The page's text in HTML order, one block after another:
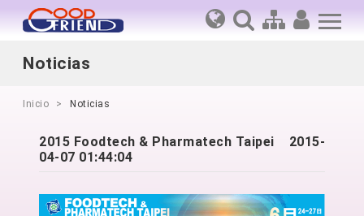
Noticias
Inicio Noticias
2015 Foodtech & Pharmatech Taipei 2015-
04-07 01:44:04